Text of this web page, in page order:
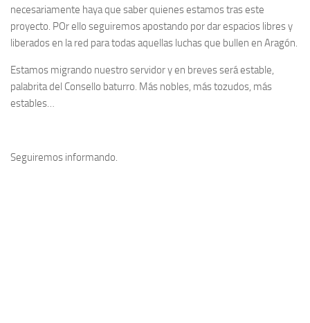
necesariamente haya que saber quienes estamos tras este
proyecto. POr ello seguiremos apostando por dar espacios libres y
liberados en la red para todas aquellas luchas que bullen en Aragón.
Estamos migrando nuestro servidor y en breves será estable,
palabrita del Consello baturro. Más nobles, más tozudos, más
estables…
Seguiremos informando.